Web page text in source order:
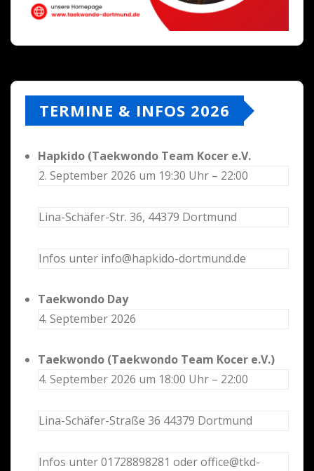
TERMINE & INFOS 2026
Hapkido (Taekwondo Team Kocer e.V.
2. September 2026 um 19:30 Uhr – 22:00
Lina-Schäfer-Str. 36, 44379 Dortmund
Infos unter info@hapkido-dortmund.de
Taekwondo Day
4. September 2026
Taekwondo (Taekwondo Team Kocer e.V.)
4. September 2026 um 18:00 Uhr – 22:00
Lina-Schäfer-Straße 36 44379 Dortmund
Infos unter 01728898281 oder office@tkd-